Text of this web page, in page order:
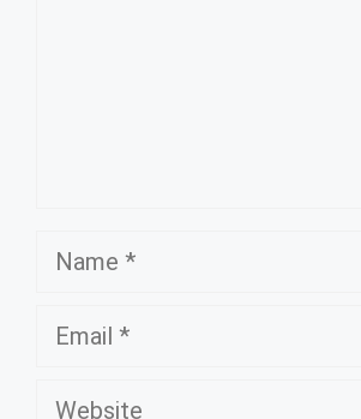
Name
Email
Website